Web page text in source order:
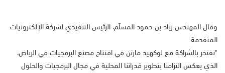
وقال المهندس زياد بن حمود المسلّم، الرئيس التنفيذي لشركة الإلكترونيات
المتقدمة:
"نفتخر بالشراكة مع لوكهيد مارتن في افتتاح مصنع البرمجيات في الرياض،
الذي يعكس التزامنا بتطوير قدراتنا المحلية في مجال البرمجيات والحلول